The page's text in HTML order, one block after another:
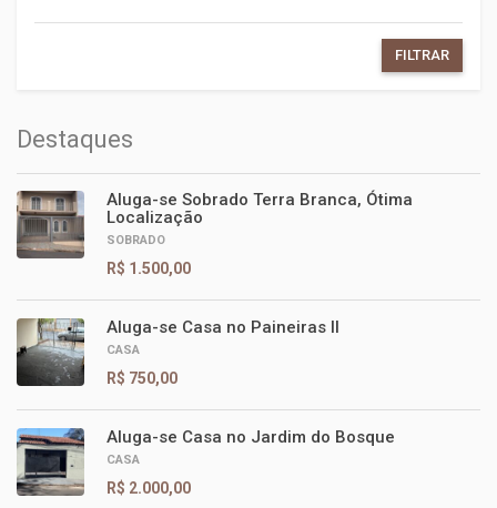
FILTRAR
Destaques
Aluga-se Sobrado Terra Branca, Ótima
Localização
SOBRADO
R$ 1.500,00
Aluga-se Casa no Paineiras II
CASA
R$ 750,00
Aluga-se Casa no Jardim do Bosque
CASA
R$ 2.000,00